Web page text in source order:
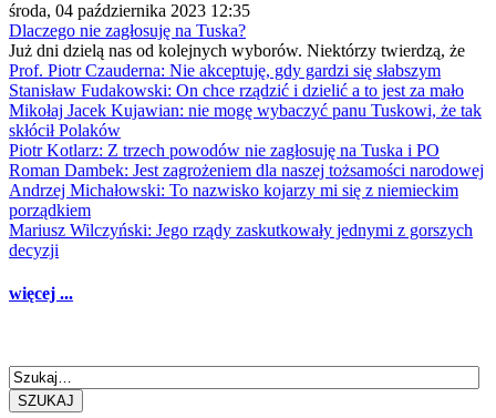
środa, 04 października 2023 12:35
Dlaczego nie zagłosuję na Tuska?
Już dni dzielą nas od kolejnych wyborów. Niektórzy twierdzą, że
Prof. Piotr Czauderna: Nie akceptuję, gdy gardzi się słabszym
Stanisław Fudakowski: On chce rządzić i dzielić a to jest za mało
Mikołaj Jacek Kujawian: nie mogę wybaczyć panu Tuskowi, że tak
skłócił Polaków
Piotr Kotlarz: Z trzech powodów nie zagłosuję na Tuska i PO
Roman Dambek: Jest zagrożeniem dla naszej tożsamości narodowej
Andrzej Michałowski: To nazwisko kojarzy mi się z niemieckim
porządkiem
Mariusz Wilczyński: Jego rządy zaskutkowały jednymi z gorszych
decyzji
więcej ...
SZUKAJ